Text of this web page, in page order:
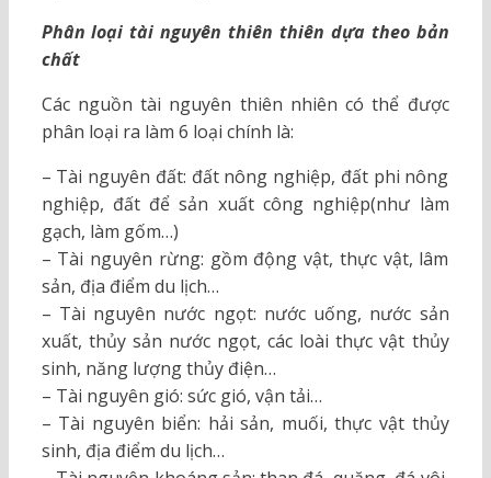
Phân loại tài nguyên thiên thiên dựa theo bản
chất
Các nguồn tài nguyên thiên nhiên có thể được
phân loại ra làm 6 loại chính là:
– Tài nguyên đất: đất nông nghiệp, đất phi nông
nghiệp, đất để sản xuất công nghiệp(như làm
gạch, làm gốm…)
– Tài nguyên rừng: gồm động vật, thực vật, lâm
sản, địa điểm du lịch…
– Tài nguyên nước ngọt: nước uống, nước sản
xuất, thủy sản nước ngọt, các loài thực vật thủy
sinh, năng lượng thủy điện…
– Tài nguyên gió: sức gió, vận tải…
– Tài nguyên biển: hải sản, muối, thực vật thủy
sinh, địa điểm du lịch…